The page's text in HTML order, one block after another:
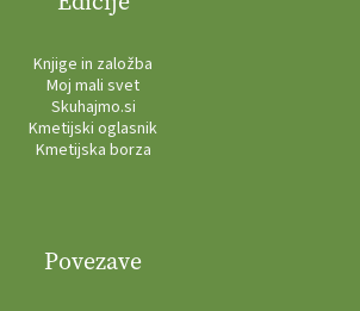
Knjige in založba
Moj mali svet
Skuhajmo.si
Kmetijski oglasnik
Kmetijska borza
Povezave